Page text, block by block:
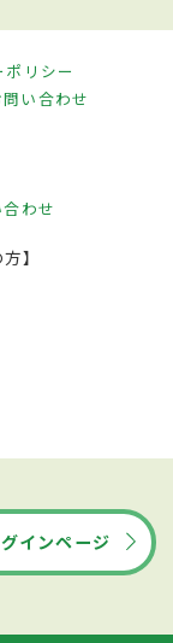
リシー
問い合わせ
わせ
】
インページ